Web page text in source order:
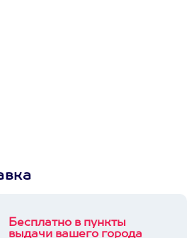
Бесплатно в пункты
выдачи вашего города